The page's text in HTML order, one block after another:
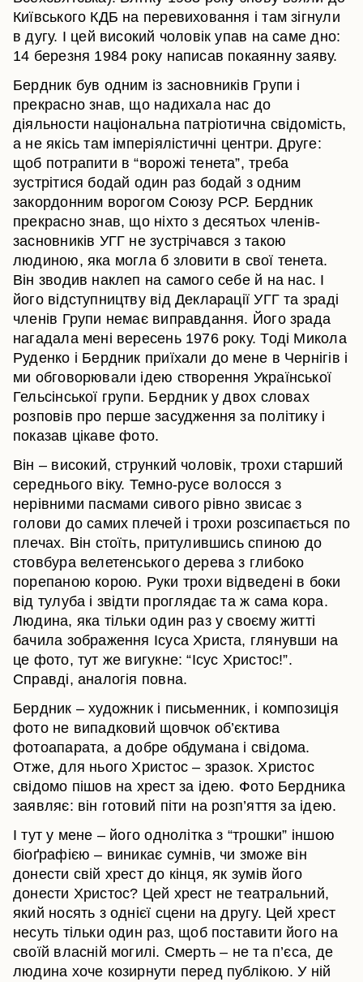
Київського КДБ на перевиховання і там зігнули
в дугу. І цей високий чоловік упав на саме дно:
14 березня 1984 року написав покаянну заяву.
Бердник був одним із засновників Групи і
прекрасно знав, що надихала нас до
діяльности національна патріотична свідомість,
а не якісь там імперіялістичні центри. Друге:
щоб потрапити в “ворожі тенета”, треба
зустрітися бодай один раз бодай з одним
закордонним ворогом Союзу РСР. Бердник
прекрасно знав, що ніхто з десятьох членів-
засновників УГГ не зустрічався з такою
людиною, яка могла б зловити в свої тенета.
Він зводив наклеп на самого себе й на нас. І
його відступництву від Декларації УГГ та зраді
членів Групи немає виправдання. Його зрада
нагадала мені вересень 1976 року. Тоді Микола
Руденко і Бердник приїхали до мене в Чернігів і
ми обговорювали ідею створення Української
Гельсінської групи. Бердник у двох словах
розповів про перше засудження за політику і
показав цікаве фото.
Він – високий, стрункий чоловік, трохи старший
середнього віку. Темно-русе волосся з
нерівними пасмами сивого рівно звисає з
голови до самих плечей і трохи розсипається по
плечах. Він стоїть, притулившись спиною до
стовбура велетенського дерева з глибоко
порепаною корою. Руки трохи відведені в боки
від тулуба і звідти проглядає та ж сама кора.
Людина, яка тільки один раз у своєму житті
бачила зображення Ісуса Христа, глянувши на
це фото, тут же вигукне: “Ісус Христос!”.
Справді, аналогія повна.
Бердник – художник і письменник, і композиція
фото не випадковий щовчок об’єктива
фотоапарата, а добре обдумана і свідома.
Отже, для нього Христос – зразок. Христос
свідомо пішов на хрест за ідею. Фото Бердника
заявляє: він готовий піти на розп’яття за ідею.
І тут у мене – його однолітка з “трошки” іншою
біоґрафією – виникає сумнів, чи зможе він
донести свій хрест до кінця, як зумів його
донести Христос? Цей хрест не театральний,
який носять з однієї сцени на другу. Цей хрест
несуть тільки один раз, щоб поставити його на
своїй власній могилі. Смерть – не та п’єса, де
людина хоче козирнути перед публікою. У ній